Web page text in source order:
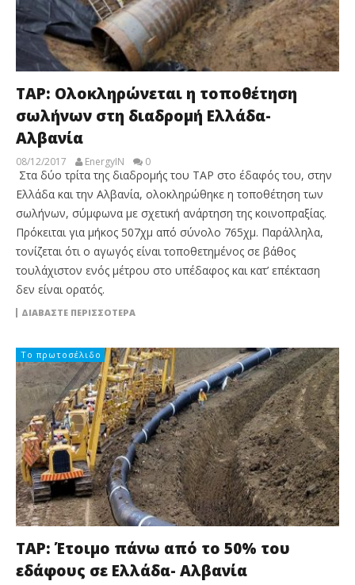
TAP: Ολοκληρώνεται η τοποθέτηση
σωλήνων στη διαδρομή Ελλάδα-
Αλβανία
08/12/2017 EnergyIN 0
Στα δύο τρίτα της διαδρομής του ΤΑΡ στο έδαφός του, στην
Ελλάδα και την Αλβανία, ολοκληρώθηκε η τοποθέτηση των
σωλήνων, σύμφωνα με σχετική ανάρτηση της κοινοπραξίας.
Πρόκειται για μήκος 507χμ από σύνολο 765χμ. Παράλληλα,
τονίζεται ότι ο αγωγός είναι τοποθετημένος σε βάθος
τουλάχιστον ενός μέτρου στο υπέδαφος και κατ’ επέκταση
δεν είναι ορατός.
ΔΙΑΒΆΣΤΕ ΠΕΡΙΣΣΌΤΕΡΑ
Το πρωτοσέλιδο
TAP: Έτοιμο πάνω από το 50% του
εδάφους σε Ελλάδα- Αλβανία